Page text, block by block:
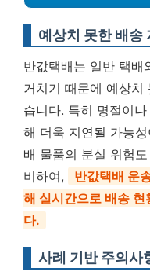
예상치 못한 배송
반값택배는 일반 택배
거치기 때문에 예상치
습니다. 특히 명절이
해 더욱 지연될 가능
배 물품의 분실 위험
비하여,
반값택배 운
해 실시간으로 배송
다.
사례 기반 주의사